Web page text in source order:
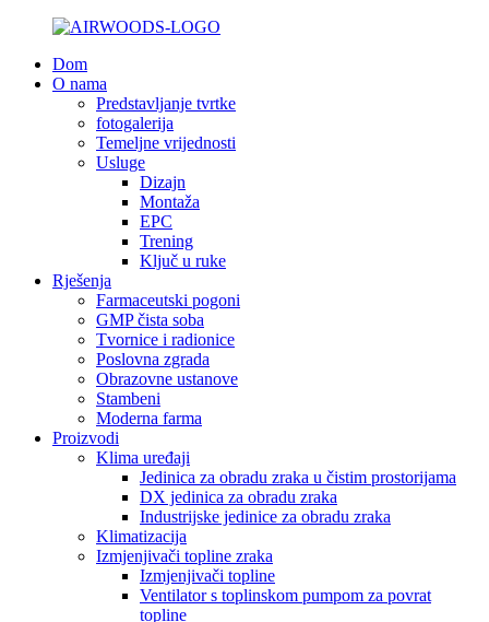
Dom
O nama
Predstavljanje tvrtke
fotogalerija
Temeljne vrijednosti
Usluge
Dizajn
Montaža
EPC
Trening
Ključ u ruke
Rješenja
Farmaceutski pogoni
GMP čista soba
Tvornice i radionice
Poslovna zgrada
Obrazovne ustanove
Stambeni
Moderna farma
Proizvodi
Klima uređaji
Jedinica za obradu zraka u čistim prostorijama
DX jedinica za obradu zraka
Industrijske jedinice za obradu zraka
Klimatizacija
Izmjenjivači topline zraka
Izmjenjivači topline
Ventilator s toplinskom pumpom za povrat
topline